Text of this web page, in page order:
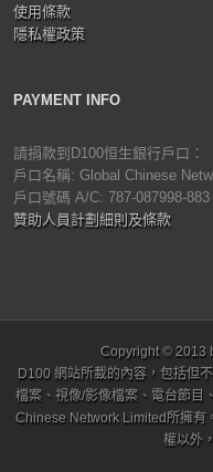
使用條款
隱私權政策
PAYMENT INFO
請捐款到D100恒生銀行戶口：
戶口名稱: Global Chinese
戶口號碼 A/C: 787-087998-883
贊助人員計劃細則及條款
Copyright © 2013
D100 網站所載的內容，包括但
檔案、視像/影像檔案、電台節目
Chinese Network Limited所擁有
權以外